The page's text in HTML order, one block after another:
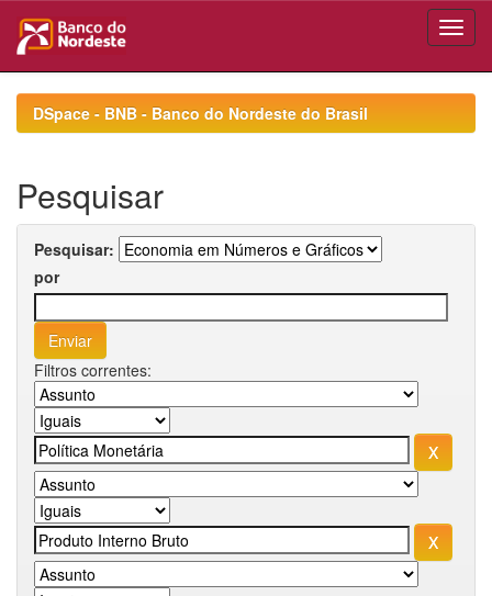
navigationDSpace - BNB - Banco do Nordeste do Brasil
Pesquisar
Pesquisar:
por
Filtros correntes: